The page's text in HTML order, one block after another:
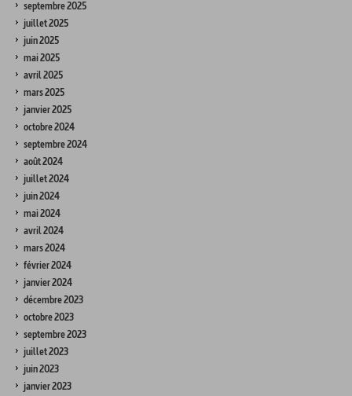
septembre 2025
juillet 2025
juin 2025
mai 2025
avril 2025
mars 2025
janvier 2025
octobre 2024
septembre 2024
août 2024
juillet 2024
juin 2024
mai 2024
avril 2024
mars 2024
février 2024
janvier 2024
décembre 2023
octobre 2023
septembre 2023
juillet 2023
juin 2023
janvier 2023